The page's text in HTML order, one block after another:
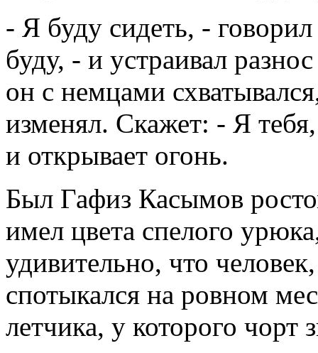
- Я буду сидеть, -
буду, - и устраивал
он с немцами
изменял. Скажет: - Я
и открывает огонь.
Был Гафиз Касымов
имел цвета спелого
удивительно, что
спотыкался на ровном
летчика, у которого чорт